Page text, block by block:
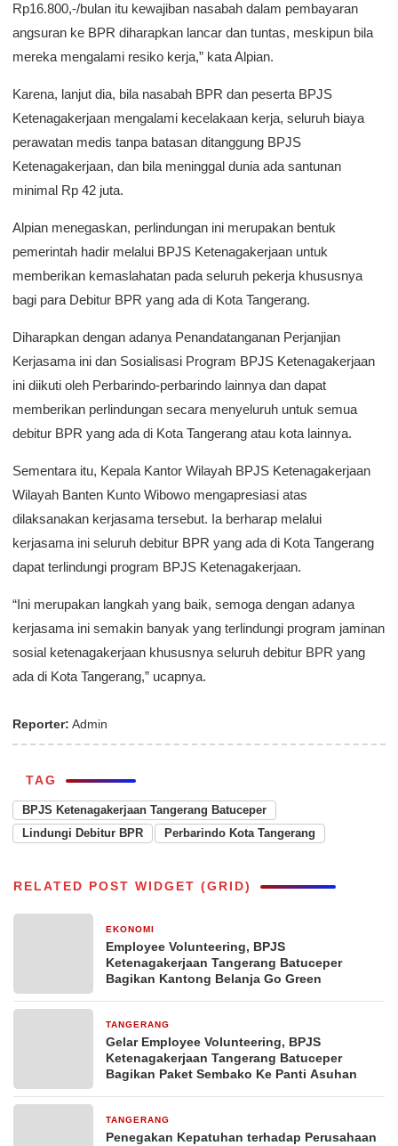
Rp16.800,-/bulan itu kewajiban nasabah dalam pembayaran
angsuran ke BPR diharapkan lancar dan tuntas, meskipun bila
mereka mengalami resiko kerja,” kata Alpian.
Karena, lanjut dia, bila nasabah BPR dan peserta BPJS
Ketenagakerjaan mengalami kecelakaan kerja, seluruh biaya
perawatan medis tanpa batasan ditanggung BPJS
Ketenagakerjaan, dan bila meninggal dunia ada santunan
minimal Rp 42 juta.
Alpian menegaskan, perlindungan ini merupakan bentuk
pemerintah hadir melalui BPJS Ketenagakerjaan untuk
memberikan kemaslahatan pada seluruh pekerja khususnya
bagi para Debitur BPR yang ada di Kota Tangerang.
Diharapkan dengan adanya Penandatanganan Perjanjian
Kerjasama ini dan Sosialisasi Program BPJS Ketenagakerjaan
ini diikuti oleh Perbarindo-perbarindo lainnya dan dapat
memberikan perlindungan secara menyeluruh untuk semua
debitur BPR yang ada di Kota Tangerang atau kota lainnya.
Sementara itu, Kepala Kantor Wilayah BPJS Ketenagakerjaan
Wilayah Banten Kunto Wibowo mengapresiasi atas
dilaksanakan kerjasama tersebut. Ia berharap melalui
kerjasama ini seluruh debitur BPR yang ada di Kota Tangerang
dapat terlindungi program BPJS Ketenagakerjaan.
“Ini merupakan langkah yang baik, semoga dengan adanya
kerjasama ini semakin banyak yang terlindungi program jaminan
sosial ketenagakerjaan khususnya seluruh debitur BPR yang
ada di Kota Tangerang,” ucapnya.
Reporter: Admin
TAG
BPJS Ketenagakerjaan Tangerang Batuceper
Lindungi Debitur BPR
Perbarindo Kota Tangerang
RELATED POST WIDGET (GRID)
EKONOMI
Employee Volunteering, BPJS
Ketenagakerjaan Tangerang Batuceper
Bagikan Kantong Belanja Go Green
TANGERANG
Gelar Employee Volunteering, BPJS
Ketenagakerjaan Tangerang Batuceper
Bagikan Paket Sembako Ke Panti Asuhan
TANGERANG
Penegakan Kepatuhan terhadap Perusahaan